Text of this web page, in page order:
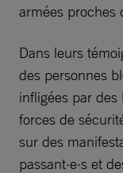
armées proches
Dans leurs
des personnes
infligées par des
forces de
sur des
passant·e·s et